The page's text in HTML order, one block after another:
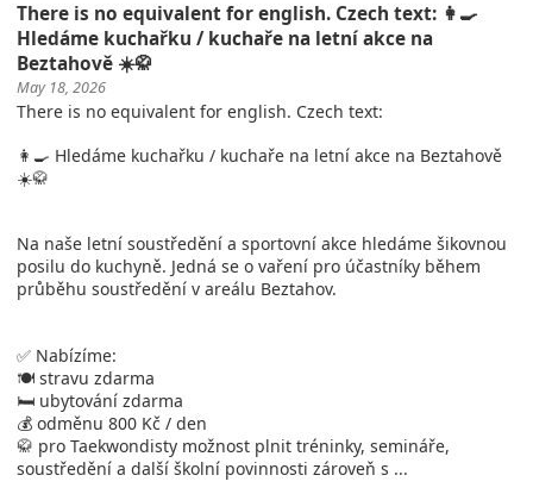
There is no equivalent for english. Czech text: 👩‍🍳
Hledáme kuchařku / kuchaře na letní akce na
Beztahově ☀️🥋
May 18, 2026
There is no equivalent for english. Czech text:
👩‍🍳 Hledáme kuchařku / kuchaře na letní akce na Beztahově
☀️🥋
Na naše letní soustředění a sportovní akce hledáme šikovnou
posilu do kuchyně. Jedná se o vaření pro účastníky během
průběhu soustředění v areálu Beztahov.
✅ Nabízíme:
🍽️ stravu zdarma
🛏️ ubytování zdarma
💰 odměnu 800 Kč / den
🥋 pro Taekwondisty možnost plnit tréninky, semináře,
soustředění a další školní povinnosti zároveň s ...